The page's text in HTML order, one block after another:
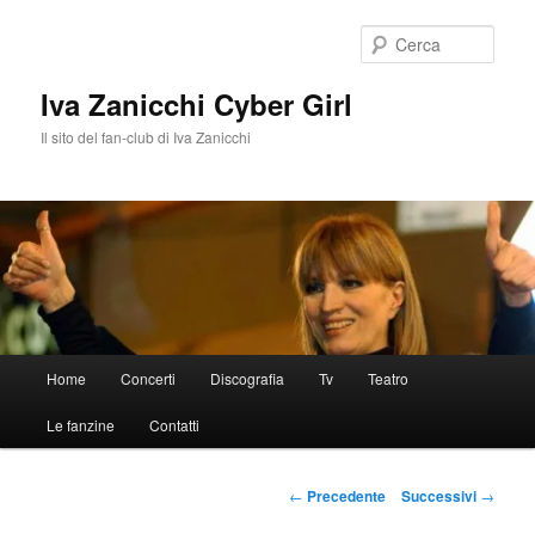
Iva Zanicchi Cyber Girl
Il sito del fan-club di Iva Zanicchi
principale
Home Concerti Discografia Tv Teatro
Le fanzine Contatti
Navigazione
← Precedente Successivi →